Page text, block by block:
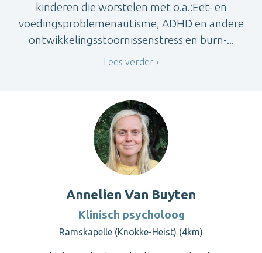
kinderen die worstelen met o.a.:Eet- en
voedingsproblemenautisme, ADHD en andere
ontwikkelingsstoornissenstress en burn-...
Lees verder
Annelien Van Buyten
Klinisch psycholoog
Ramskapelle (Knokke-Heist) (4km)